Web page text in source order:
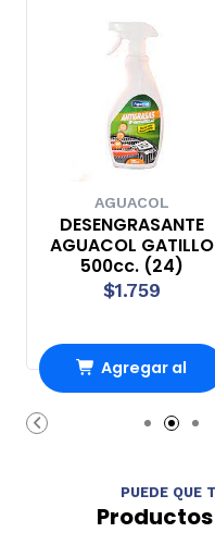
AGUACOL
DESENGRASANTE
AGUACOL GATILLO
500cc. (24)
$1.759
Agregar al
carrito
PUEDE QUE